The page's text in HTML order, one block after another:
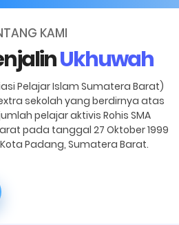
KAMI
Ukhuwah
Pelajar Islam Sumatera Barat)
sekolah yang berdirnya atas
pelajar aktivis Rohis SMA
pada tanggal 27 Oktober 1999
Padang, Sumatera Barat.